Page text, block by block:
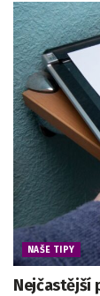
NAŠE TIPY
Nejčastější